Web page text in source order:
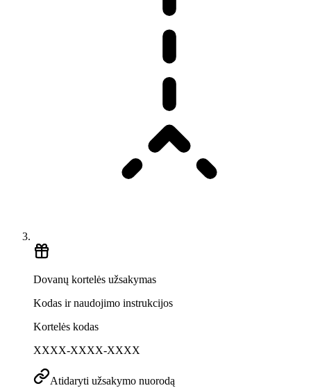
Dovanų kortelės užsakymas
Kodas ir naudojimo instrukcijos
Kortelės kodas
XXXX-XXXX-XXXX
Atidaryti užsakymo nuorodą